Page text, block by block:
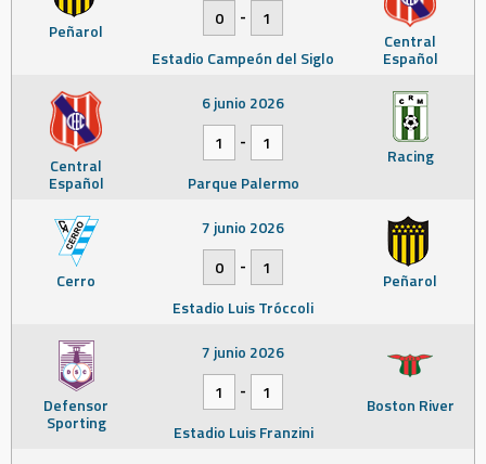
Peñarol Central
Español
0
-
1
Estadio Campeón del Siglo
Central
Español
Racing
6 junio 2026
1
-
1
Parque Palermo
Cerro Peñarol
7 junio 2026
0
-
1
Estadio Luis Tróccoli
Defensor
Sporting
Boston River
7 junio 2026
1
-
1
Estadio Luis Franzini